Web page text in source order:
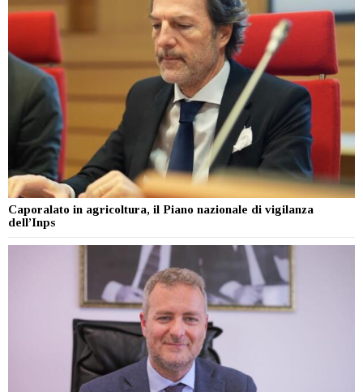
Caporalato in agricoltura, il Piano nazionale di vigilanza
dell’Inps